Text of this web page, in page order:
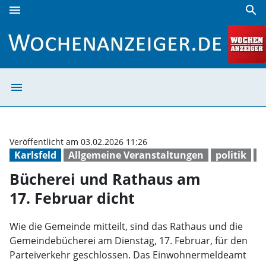
menu search
menu
Karlsfeld Allgemeine Veranstaltungen politik
Veröffentlicht am 03.02.2026 11:26
Bücherei und Rathaus am
17. Februar dicht
Wie die Gemeinde mitteilt, sind das Rathaus und die
Gemeindebücherei am Dienstag, 17. Februar, für den
Parteiverkehr geschlossen. Das Einwohnermeldeamt